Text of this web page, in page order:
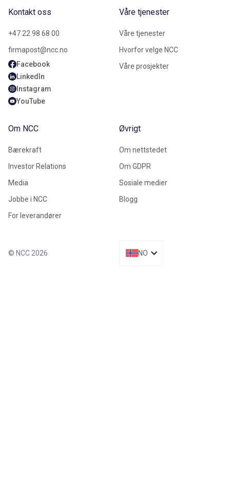
Kontakt oss
+47 22 98 68 00
firmapost@ncc.no
Facebook
LinkedIn
Instagram
YouTube
Våre tjenester
Våre tjenester
Hvorfor velge NCC
Våre prosjekter
Om NCC
Bærekraft
Investor Relations
Media
Jobbe i NCC
For leverandører
Øvrigt
Om nettstedet
Om GDPR
Sosiale medier
Blogg
© NCC 2026 NO